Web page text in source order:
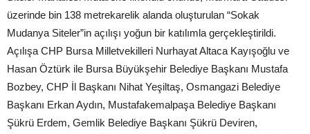
üzerinde bin 138 metrekarelik alanda oluşturulan “Sokak
Mudanya Siteler”in açılışı yoğun bir katılımla gerçekleştirildi.
Açılışa CHP Bursa Milletvekilleri Nurhayat Altaca Kayışoğlu ve
Hasan Öztürk ile Bursa Büyükşehir Belediye Başkanı Mustafa
Bozbey, CHP İl Başkanı Nihat Yeşiltaş, Osmangazi Belediye
Başkanı Erkan Aydın, Mustafakemalpaşa Belediye Başkanı
Şükrü Erdem, Gemlik Belediye Başkanı Şükrü Deviren,